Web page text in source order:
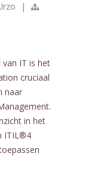
|
van IT is het
cruciaal
naar
in het
ITIL®4